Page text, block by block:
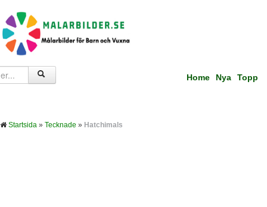
Home Nya Topp
Startsida » Tecknade » Hatchimals